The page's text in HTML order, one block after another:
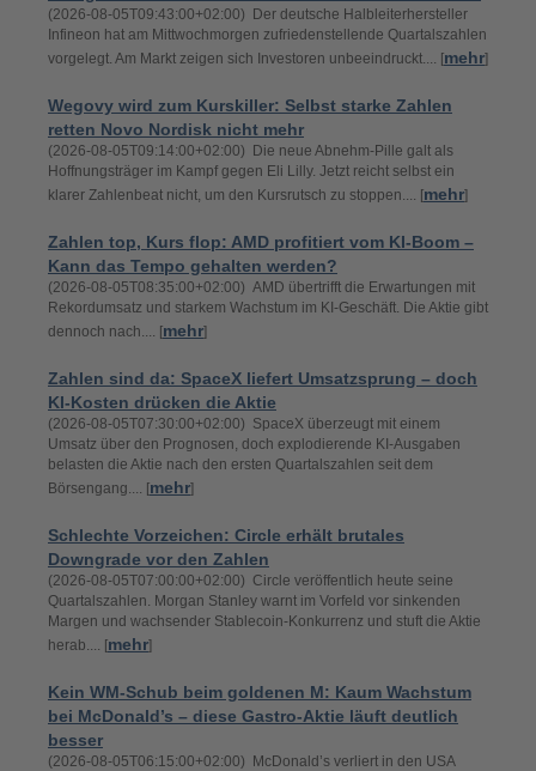
(2026-08-05T09:43:00+02:00) Der deutsche Halbleiterhersteller
Infineon hat am Mittwochmorgen zufriedenstellende Quartalszahlen
vorgelegt. Am Markt zeigen sich Investoren unbeeindruckt.... [mehr]
Wegovy wird zum Kurskiller: Selbst starke Zahlen
retten Novo Nordisk nicht mehr
(2026-08-05T09:14:00+02:00) Die neue Abnehm-Pille galt als
Hoffnungsträger im Kampf gegen Eli Lilly. Jetzt reicht selbst ein
klarer Zahlenbeat nicht, um den Kursrutsch zu stoppen.... [mehr]
Zahlen top, Kurs flop: AMD profitiert vom KI-Boom –
Kann das Tempo gehalten werden?
(2026-08-05T08:35:00+02:00) AMD übertrifft die Erwartungen mit
Rekordumsatz und starkem Wachstum im KI-Geschäft. Die Aktie gibt
dennoch nach.... [mehr]
Zahlen sind da: SpaceX liefert Umsatzsprung – doch
KI-Kosten drücken die Aktie
(2026-08-05T07:30:00+02:00) SpaceX überzeugt mit einem
Umsatz über den Prognosen, doch explodierende KI-Ausgaben
belasten die Aktie nach den ersten Quartalszahlen seit dem
Börsengang.... [mehr]
Schlechte Vorzeichen: Circle erhält brutales
Downgrade vor den Zahlen
(2026-08-05T07:00:00+02:00) Circle veröffentlich heute seine
Quartalszahlen. Morgan Stanley warnt im Vorfeld vor sinkenden
Margen und wachsender Stablecoin-Konkurrenz und stuft die Aktie
herab.... [mehr]
Kein WM-Schub beim goldenen M: Kaum Wachstum
bei McDonald’s – diese Gastro-Aktie läuft deutlich
besser
(2026-08-05T06:15:00+02:00) McDonald’s verliert in den USA